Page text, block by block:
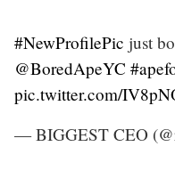
#NewProfilePic just
@BoredApeYC
pic.twitter.com/
— BIGGEST CEO